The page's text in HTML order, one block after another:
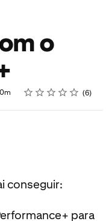
o
Rating
1 star
2 stars
3 stars
4 stars
5 stars 6
conseguir:
para